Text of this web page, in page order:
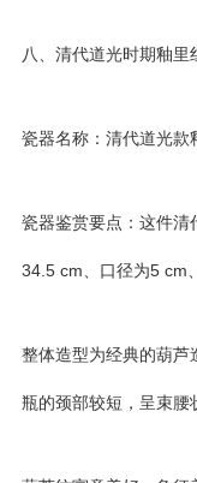
八、清代道光时期釉里
瓷器名称：清代道光款
瓷器鉴赏要点：这件清
34.5 cm、口径为5 cm
整体造型为经典的葫芦
瓶的颈部较短，呈束腰